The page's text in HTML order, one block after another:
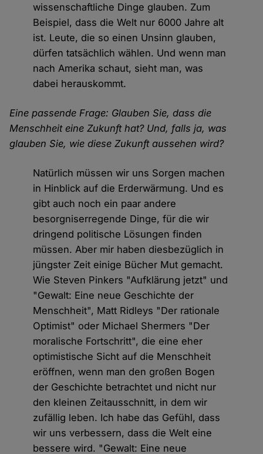
wissenschaftliche Dinge glauben. Zum
Beispiel, dass die Welt nur 6000 Jahre alt
ist. Leute, die so einen Unsinn glauben,
dürfen tatsächlich wählen. Und wenn man
nach Amerika schaut, sieht man, was
dabei herauskommt.
Eine passende Frage: Glauben Sie, dass die
Menschheit eine Zukunft hat? Und, falls ja, was
glauben Sie, wie diese Zukunft aussehen wird?
Natürlich müssen wir uns Sorgen machen
in Hinblick auf die Erderwärmung. Und es
gibt auch noch ein paar andere
besorgniserregende Dinge, für die wir
dringend politische Lösungen finden
müssen. Aber mir haben diesbezüglich in
jüngster Zeit einige Bücher Mut gemacht.
Wie Steven Pinkers "Aufklärung jetzt" und
"Gewalt: Eine neue Geschichte der
Menschheit", Matt Ridleys "Der rationale
Optimist" oder Michael Shermers "Der
moralische Fortschritt", die eine eher
optimistische Sicht auf die Menschheit
eröffnen, wenn man den großen Bogen
der Geschichte betrachtet und nicht nur
den kleinen Zeitausschnitt, in dem wir
zufällig leben. Ich habe das Gefühl, dass
wir uns verbessern, dass die Welt eine
bessere wird. "Gewalt: Eine neue